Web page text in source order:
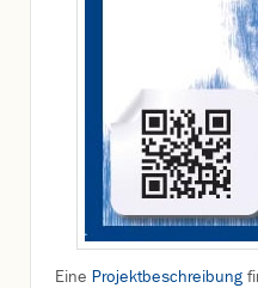
Eine Projektbeschreibung